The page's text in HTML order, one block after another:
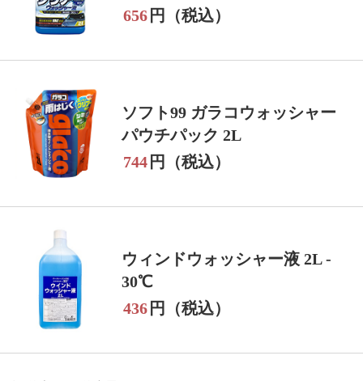
656 円（税込）
ソフト99 ガラコウォッシャー
パウチパック 2L
744 円（税込）
ウィンドウォッシャー液 2L -
30℃
436 円（税込）